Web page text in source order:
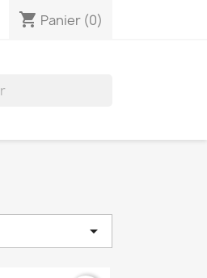
shopping_cart Panier (0)
